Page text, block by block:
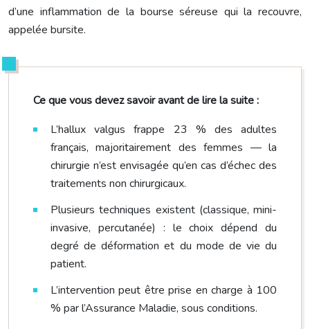
d’une inflammation de la bourse séreuse qui la recouvre,
appelée bursite.
Ce que vous devez savoir avant de lire la suite :
L’hallux valgus frappe 23 % des adultes
français, majoritairement des femmes — la
chirurgie n’est envisagée qu’en cas d’échec des
traitements non chirurgicaux.
Plusieurs techniques existent (classique, mini-
invasive, percutanée) : le choix dépend du
degré de déformation et du mode de vie du
patient.
L’intervention peut être prise en charge à 100
% par l’Assurance Maladie, sous conditions.